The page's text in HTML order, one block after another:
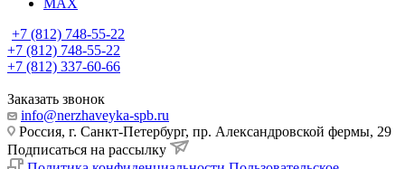
+7 (812) 748-55-22
+7 (812) 748-55-22
+7 (812) 337-60-66
Заказать звонок
info@nerzhaveyka-spb.ru
Россия, г. Санкт-Петербург, пр. Александровской фермы, 29
Подписаться на рассылку